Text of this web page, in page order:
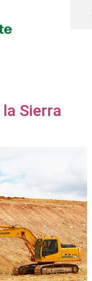
Sierra